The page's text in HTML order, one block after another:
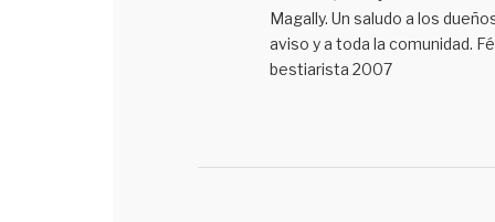
Magally. Un saludo a los
aviso y a toda la comunidad.
bestiarista 2007